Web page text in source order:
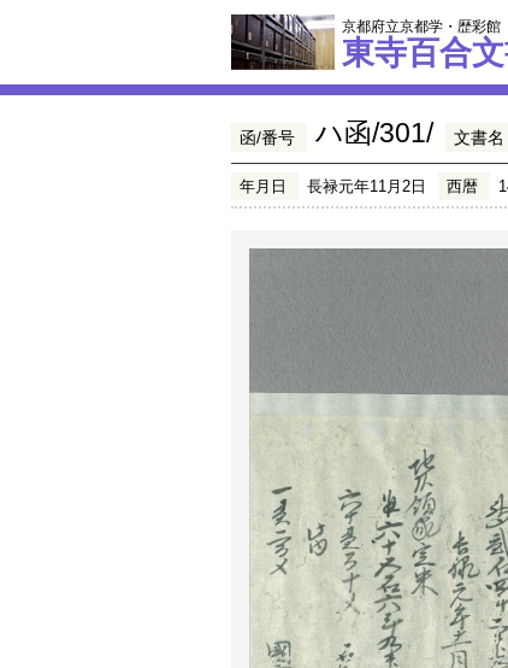
京都府立京都学・歴彩館
東寺百合
函/番号 ハ函/301/ 文書名
年月日 長禄元年11月2日 西暦